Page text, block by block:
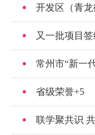
开发区（青
又一批项目签
常州市“新一
省级荣誉+5
联学聚共识